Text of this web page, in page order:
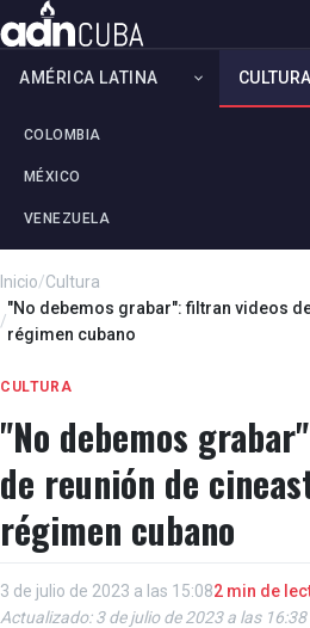
AMÉRICA LATINA
COLOMBIA
MÉXICO
VENEZUELA
CULTURA
Inicio/Cultura
/
"No debemos grabar": filtran videos
régimen cubano
CULTURA
"No debemos
de reunión de
régimen cubano
3 de julio de 2023 a las 15:082 min de
Actualizado: 3 de julio de 2023 a las 16:38